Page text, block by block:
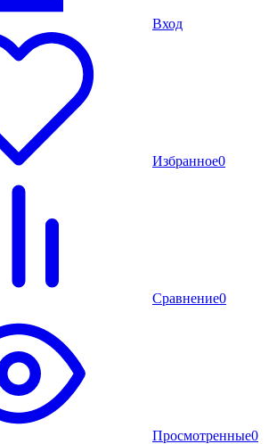
Вход
Избранное0
Сравнение0
Просмотренные0